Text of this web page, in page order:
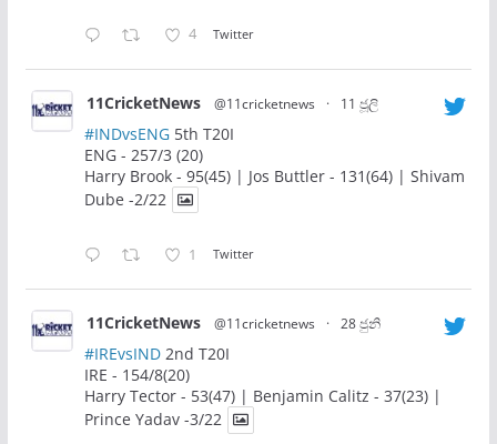
4 Twitter
11CricketNews @11cricketnews · 11 ජූලි
#INDvsENG5th T20I
ENG - 257/3 (20)
Harry Brook - 95(45) | Jos Buttler - 131(64) | Shivam
Dube -2/22
1 Twitter
11CricketNews @11cricketnews · 28 ජුනි
#IREvsIND2nd T20I
IRE - 154/8(20)
Harry Tector - 53(47) | Benjamin Calitz - 37(23) |
Prince Yadav -3/22